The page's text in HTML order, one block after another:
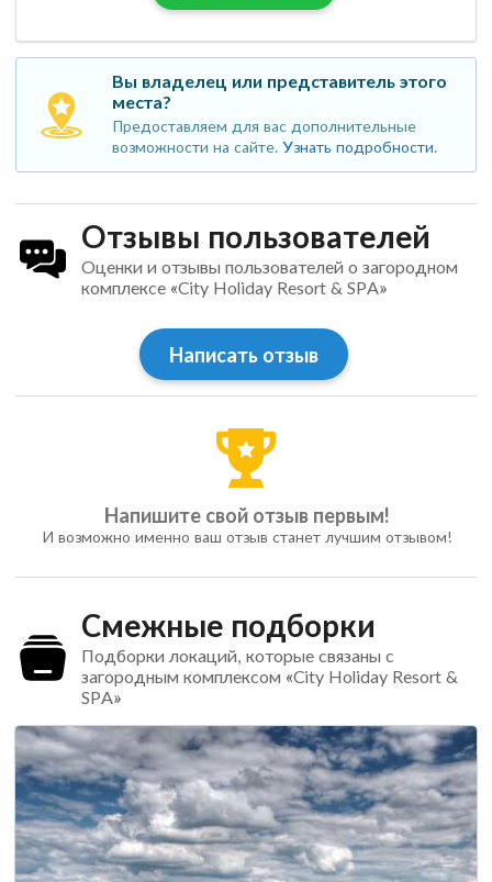
Вы владелец или представитель этого
места?
Предоставляем для вас дополнительные
возможности на сайте.Узнать подробности.
Отзывы пользователей
Оценки и отзывы пользователей о загородном
комплексе «City Holiday Resort & SPA»
Написать отзыв
Напишите свой отзыв первым!
И возможно именно ваш отзыв станет лучшим отзывом!
Смежные подборки
Подборки локаций, которые связаны с
загородным комплексом «City Holiday Resort &
SPA»